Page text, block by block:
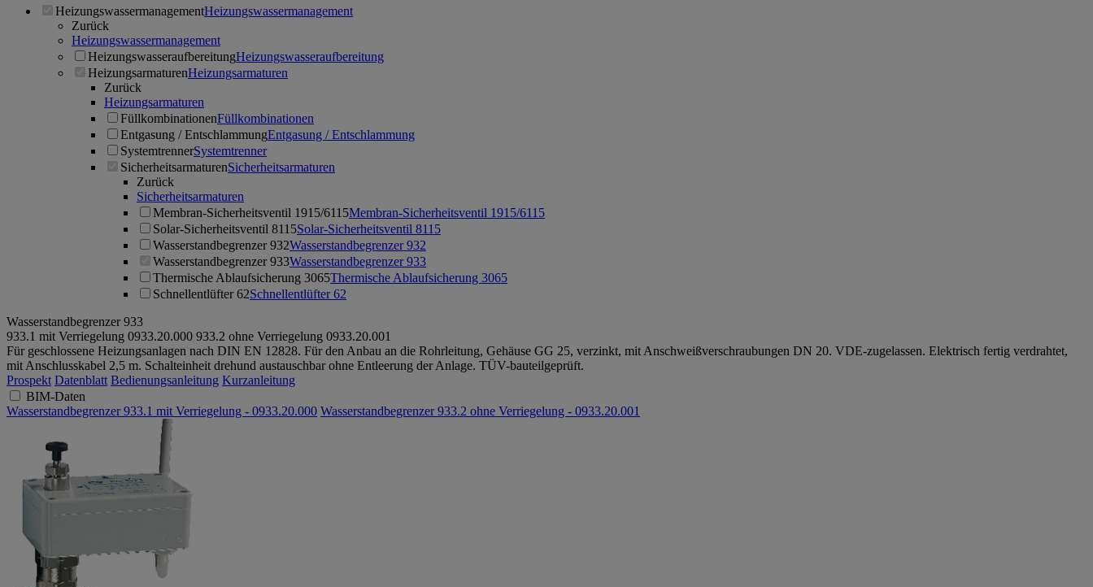
HeizungswassermanagementHeizungswassermanagement
Zurück
Heizungswassermanagement
HeizungswasseraufbereitungHeizungswasseraufbereitung
HeizungsarmaturenHeizungsarmaturen
Zurück
Heizungsarmaturen
FüllkombinationenFüllkombinationen
Entgasung / EntschlammungEntgasung / Entschlammung
SystemtrennerSystemtrenner
SicherheitsarmaturenSicherheitsarmaturen
Zurück
Sicherheitsarmaturen
Membran-Sicherheitsventil 1915/6115Membran-Sicherheitsventil 1915/6115
Solar-Sicherheitsventil 8115Solar-Sicherheitsventil 8115
Wasserstandbegrenzer 932Wasserstandbegrenzer 932
Wasserstandbegrenzer 933Wasserstandbegrenzer 933
Thermische Ablaufsicherung 3065Thermische Ablaufsicherung 3065
Schnellentlüfter 62Schnellentlüfter 62
Wasserstandbegrenzer 933
933.1 mit Verriegelung 0933.20.000 933.2 ohne Verriegelung 0933.20.001
Für geschlossene Heizungsanlagen nach DIN EN 12828. Für den Anbau an die Rohrleitung, Gehäuse GG 25, verzinkt, mit Anschweißverschraubungen DN 20. VDE-zugelassen. Elektrisch fertig verdrahtet,
mit Anschlusskabel 2,5 m. Schalteinheit drehund austauschbar ohne Entleerung der Anlage. TÜV-bauteilgeprüft.
Prospekt Datenblatt Bedienungsanleitung Kurzanleitung
BIM-Daten
Wasserstandbegrenzer 933.1 mit Verriegelung - 0933.20.000 Wasserstandbegrenzer 933.2 ohne Verriegelung - 0933.20.001